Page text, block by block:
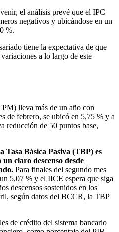
el análisis prevé que el IPC
negativos y ubicándose en un
%.
tiene la expectativa de que
a lo largo de este
lleva más de un año con
de febrero, se ubicó en 5,75 % y a
reducción de 50 puntos base,
Tasa Básica Pasiva (TBP) es
claro descenso desde
Para finales del segundo mes
5,07 % y el IICE espera que siga
descensos sostenidos en los
según datos del BCCR, la TBP
de crédito del sistema bancario